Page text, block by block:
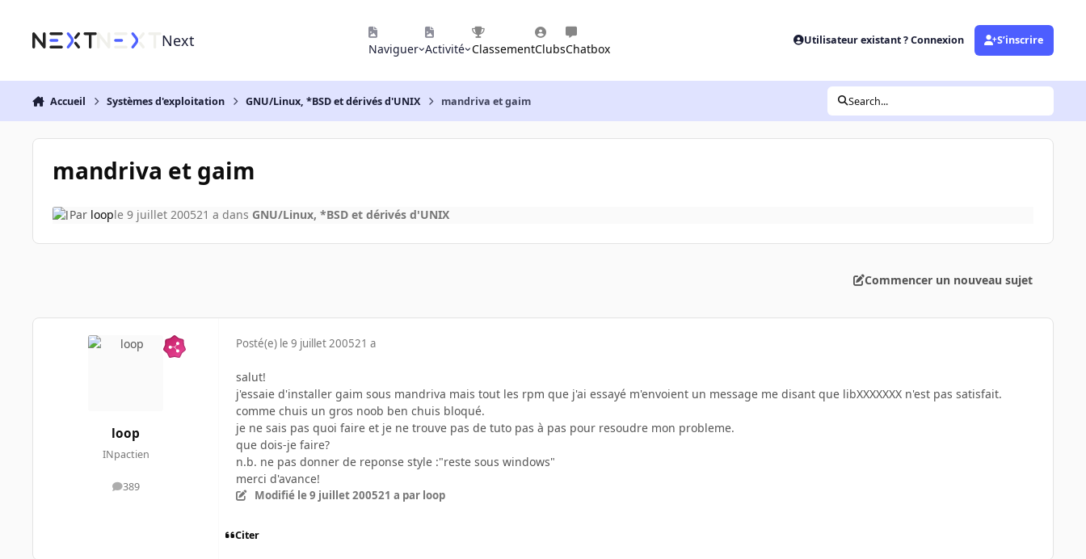
Next Naviguer Activité ClassementClubsChatbox
Utilisateur existant ? Connexion S’inscrire
Accueil Systèmes d'exploitation GNU/Linux, *BSD et dérivés d'UNIX mandriva et gaim Search...
mandriva et gaim
Par loople 9 juillet 200521 a dans GNU/Linux, *BSD et dérivés d'UNIX
Commencer un nouveau sujet
loop
INpactien
389
messages
Posté(e) le 9 juillet 200521 a
salut!
j'essaie d'installer gaim sous mandriva mais tout les rpm que j'ai essayé m'envoient un message me disant que libXXXXXXX n'est pas satisfait.
comme chuis un gros noob ben chuis bloqué.
je ne sais pas quoi faire et je ne trouve pas de tuto pas à pas pour resoudre mon probleme.
que dois-je faire?
n.b. ne pas donner de reponse style :"reste sous windows"
merci d'avance!
Modifié le 9 juillet 200521 a par loop
Citer